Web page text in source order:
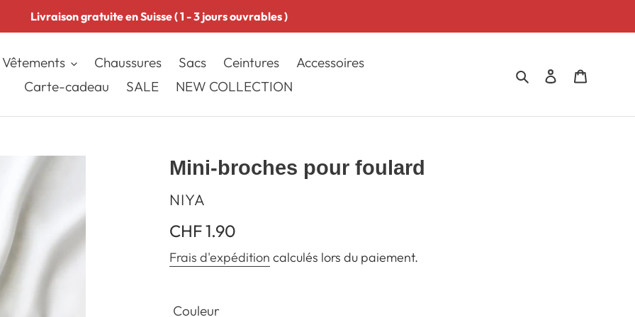
Livraison gratuite en Suisse ( 1 - 3 jours ouvrables )
Vêtements Chaussures Sacs Ceintures
Accessoires
Carte-cadeau
SALE NEW COLLECTION
RechercherSe connecter
Mini-broches pour foulard
DISTRIBUTEUR
NIYA
Prix
normal
CHF 1.90
Frais d'expédition calculés lors du paiement.
Couleur